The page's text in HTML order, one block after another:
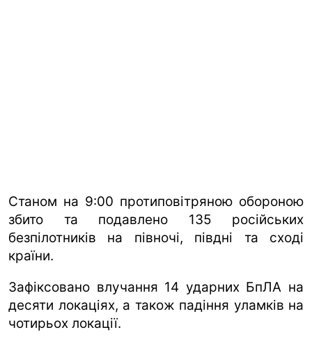
Станом на 9:00 протиповітряною обороною
збито та подавлено 135 російських
безпілотників на півночі, півдні та сході
країни.
Зафіксовано влучання 14 ударних БпЛА на
десяти локаціях, а також падіння уламків на
чотирьох локації.